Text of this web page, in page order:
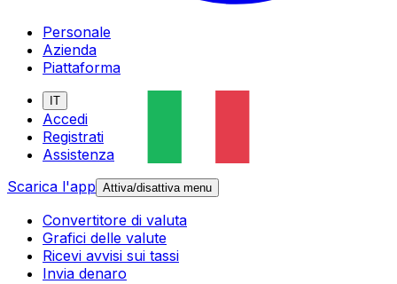
Personale
Azienda
Piattaforma
IT
Accedi
Registrati
Assistenza
Scarica l'app Attiva/disattiva menu
Convertitore di valuta
Grafici delle valute
Ricevi avvisi sui tassi
Invia denaro